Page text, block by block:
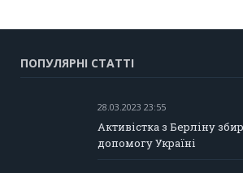
ПОПУЛЯРНІ СТАТТІ
28.03.2023 23:55
Активістка з Берліну
допомогу Україні